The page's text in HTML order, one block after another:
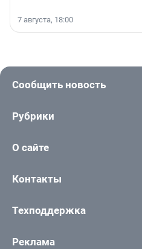
7 августа, 18:00
Сообщить новость
Рубрики
О сайте
Контакты
Техподдержка
Реклама